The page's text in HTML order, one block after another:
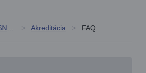
Domovská stránka SNAS Akreditácia FAQ